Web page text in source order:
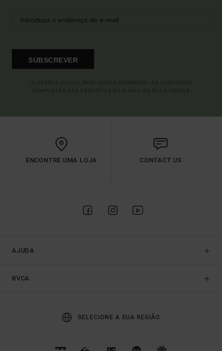
SUBSCREVER
ENCONTRE UMA LOJA CONTACT US
AJUDA
RVCA
SELECIONE A SUA REGIÃO